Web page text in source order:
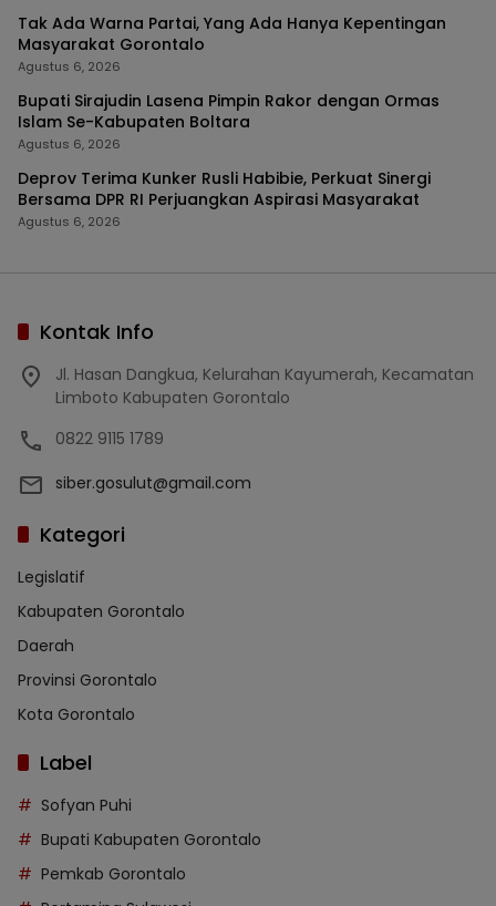
Tak Ada Warna Partai, Yang Ada Hanya Kepentingan
Masyarakat Gorontalo
Agustus 6, 2026
Bupati Sirajudin Lasena Pimpin Rakor dengan Ormas
Islam Se-Kabupaten Boltara
Agustus 6, 2026
Deprov Terima Kunker Rusli Habibie, Perkuat Sinergi
Bersama DPR RI Perjuangkan Aspirasi Masyarakat
Agustus 6, 2026
Kontak Info
Jl. Hasan Dangkua, Kelurahan Kayumerah, Kecamatan
Limboto Kabupaten Gorontalo
0822 9115 1789
siber.gosulut@gmail.com
Kategori
Legislatif
Kabupaten Gorontalo
Daerah
Provinsi Gorontalo
Kota Gorontalo
Label
Sofyan Puhi
Bupati Kabupaten Gorontalo
Pemkab Gorontalo